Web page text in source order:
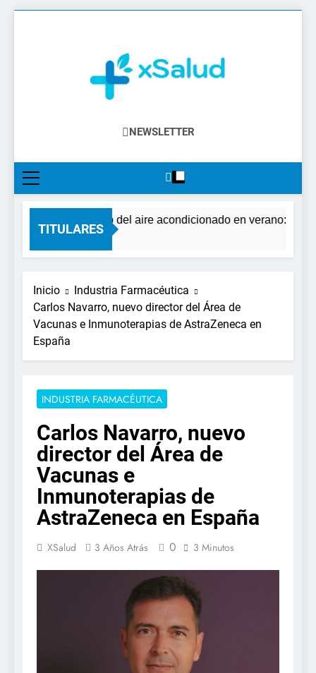
XSalud
Noticias Del Sector Salud. Congresos Y
Farmacéutica, Atención Primaria,
Especialistas, Farmacia, Etc…
NEWSLETTER
TITULARES
El impacto del aire acondicionado en verano:
1 Día Atrás
Inicio
Industria Farmacéutica
Carlos Navarro, nuevo director del Área de
Vacunas e Inmunoterapias de AstraZeneca en
España
INDUSTRIA FARMACÉUTICA
Carlos Navarro, nuevo
director del Área de
Vacunas e
Inmunoterapias de
AstraZeneca en España
XSalud 3 Años Atrás 0 3 Minutos